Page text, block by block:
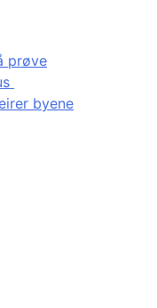
prøve
byene